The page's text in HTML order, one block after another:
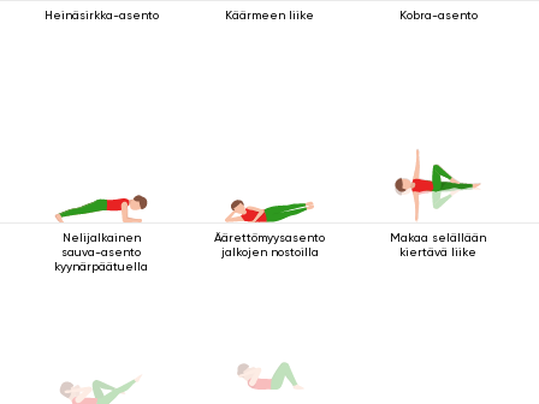
Heinäsirkka-asento Käärmeen liike Kobra-asento
Nelijalkainen
sauva-asento
kyynärpäätuella
Äärettömyysasento
jalkojen nostoilla
Makaa selällään
kiertävä liike